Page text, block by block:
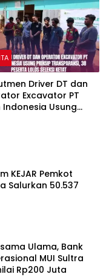
Driver DT dan
Excavator PT
Indonesia Usung
KEJAR Pemkot
Salurkan 50.537
Ulama, Bank
MUI Sultra
Rp200 Juta